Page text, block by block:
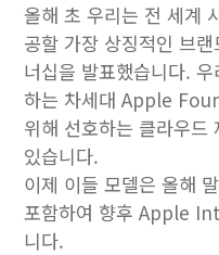
올해 초 우리는 전 세계
공할 가장 상징적인 브
너십을 발표했습니다.
하는 차세대 Apple
위해 선호하는 클라우
있습니다.
이제 이들 모델은 올해
포함하여 향후 Apple
니다.